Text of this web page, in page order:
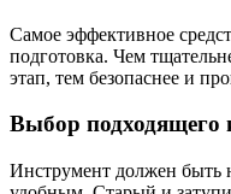
Самое эффективное
подготовка. Чем
этап, тем безопаснее и
Выбор подходящего
Инструмент должен быть